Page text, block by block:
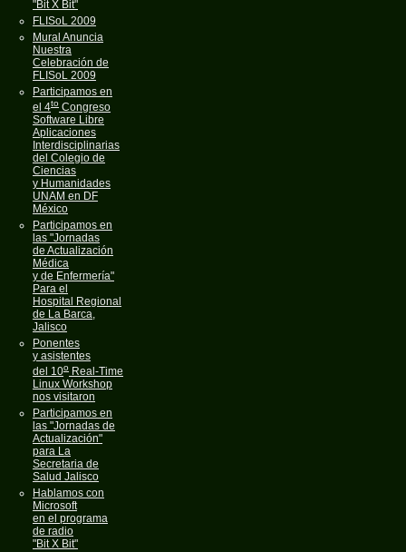
"Bit X Bit"
FLISoL 2009
Mural Anuncia
Nuestra
Celebración de
FLISoL 2009
Participamos en
el 4to Congreso
Software Libre
Aplicaciones
Interdisciplinarias
del Colegio de
Ciencias
y Humanidades
UNAM en DF
México
Participamos en
las "Jornadas
de Actualización
Médica
y de Enfermería"
Para el
Hospital Regional
de La Barca,
Jalisco
Ponentes
y asistentes
del 10o Real-Time
Linux Workshop
nos visitaron
Participamos en
las "Jornadas de
Actualización"
para La
Secretaria de
Salud Jalisco
Hablamos con
Microsoft
en el programa
de radio
"Bit X Bit"